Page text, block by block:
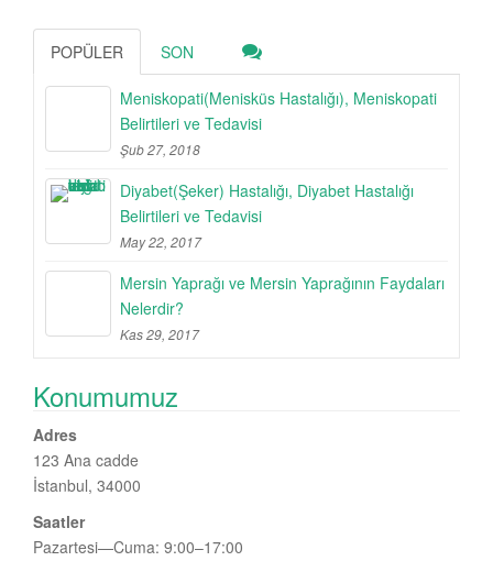
POPÜLER SON
Meniskopati(Menisküs Hastalığı), Meniskopati
Belirtileri ve Tedavisi
Şub 27, 2018
Diyabet(Şeker) Hastalığı, Diyabet Hastalığı
Belirtileri ve Tedavisi
May 22, 2017
Mersin Yaprağı ve Mersin Yaprağının Faydaları
Nelerdir?
Kas 29, 2017
Konumumuz
Adres
123 Ana cadde
İstanbul, 34000
Saatler
Pazartesi—Cuma: 9:00–17:00